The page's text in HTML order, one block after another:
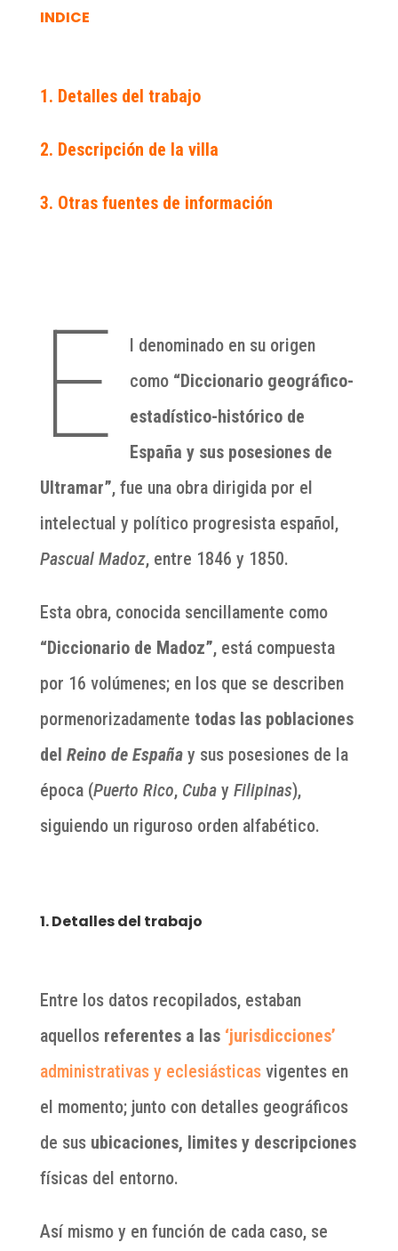
INDICE
1. Detalles del trabajo
2. Descripción de la villa
3. Otras fuentes de información
E
l denominado en su origen
como “Diccionario geográfico-
estadístico-histórico de
España y sus posesiones de
Ultramar”, fue una obra dirigida por el
intelectual y político progresista español,
Pascual Madoz, entre 1846 y 1850.
Esta obra, conocida sencillamente como
“Diccionario de Madoz”, está compuesta
por 16 volúmenes; en los que se describen
pormenorizadamente todas las poblaciones
del Reino de Españay sus posesiones de la
época (Puerto Rico,Cuba y Filipinas),
siguiendo un riguroso orden alfabético.
1. Detalles del trabajo
Entre los datos recopilados, estaban
aquellos referentes a las ‘jurisdicciones’
administrativas y eclesiásticasvigentes en
el momento; junto con detalles geográficos
de sus ubicaciones, limites y descripciones
físicas del entorno.
Así mismo y en función de cada caso, se